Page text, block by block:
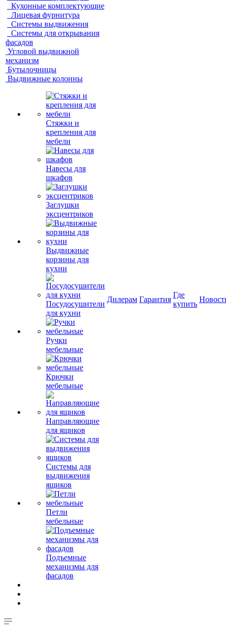
Кухонные комплектующие
Лицевая фурнитура
Системы выдвижения
Системы для открывания
фасадов
Угловой выдвижной
механизм
Бутылочницы
Выдвижные колонны
Стяжки и
крепления для
мебели
Навесы для
шкафов
Заглушки
эксцентриков
Выдвижные
корзины для
кухни
Посудосушители
для кухни
Ручки
мебельные
Крючки
мебельные
Направляющие
для ящиков
Системы для
выдвижения
ящиков
Петли
мебельные
Подъемные
механизмы для
фасадов
Дилерам Гарантия
Где
купить